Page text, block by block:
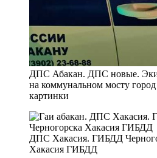
ДПС Абакан. ДПС новые.
на коммунальном мосту
картинки
ДПС Хакасия. ГИБДД
Хакасия ГИБДД